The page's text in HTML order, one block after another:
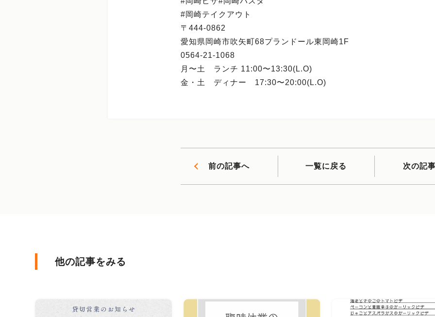
#岡崎テイクアウト
〒444-0862
愛知県岡崎市吹矢町68プランドール東岡崎1F
0564-21-1068
月〜土 ランチ 11:00〜13:30(L.O)
金・土 ディナー 17:30〜20:00(L.O)
前の記事へ 次の記
一覧に戻る
他の記事をみる